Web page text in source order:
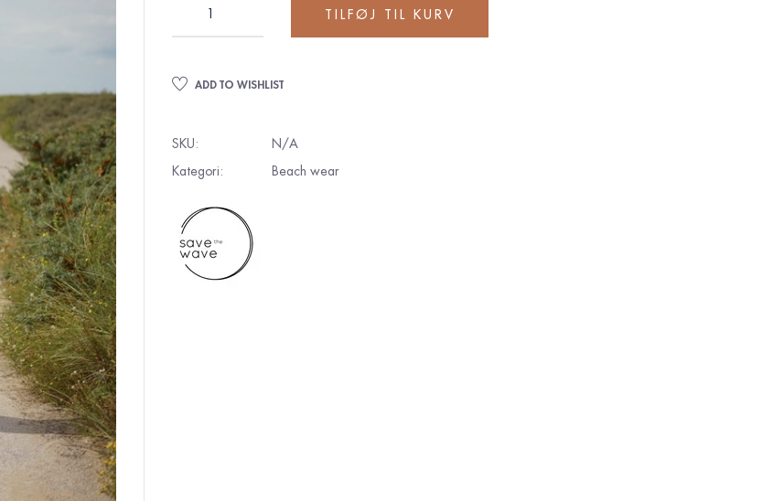
TILFØJ TIL KURV
ADD TO WISHLIST
SKU:
N/A
Kategori:
Beach wear